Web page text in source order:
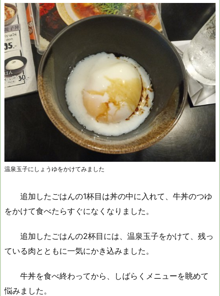
温泉玉子にしょうゆをかけてみました
追加したごはんの1杯目は丼の中に入れて、牛丼のつゆ
をかけて食べたらすぐになくなりました。
追加したごはんの2杯目には、温泉玉子をかけて、残っ
ている肉とともに一気にかき込みました。
牛丼を食べ終わってから、しばらくメニューを眺めて
悩みました。